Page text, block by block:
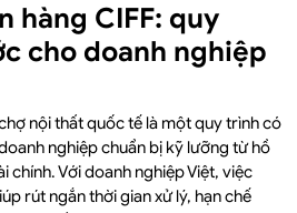
hàng CIFF: quy
cho doanh nghiệp
nội thất quốc tế là một quy trình có
nghiệp chuẩn bị kỹ lưỡng từ hồ
chính. Với doanh nghiệp Việt, việc
rút ngắn thời gian xử lý, hạn chế